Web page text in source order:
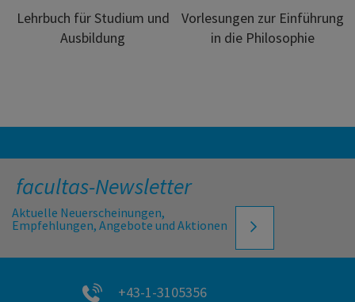
Lehrbuch für Studium und
Ausbildung
Vorlesungen zur Einführung
in die Philosophie
facultas-Newsletter
Aktuelle Neuerscheinungen,
Empfehlungen, Angebote und Aktionen
+43-1-3105356